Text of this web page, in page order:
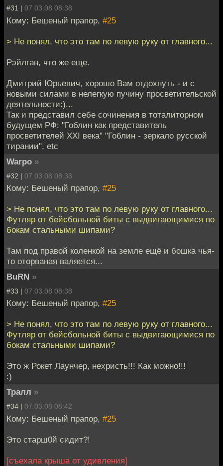
#31 | 07.03.08 08:38
Кому: Бешеный прапор, #25
> Не понял, что это там по левую руку от главного...
Рэйлган, что же еще.
Дмитрий Юрьевич, хорошо Вам отдохнуть - и с
новыми силами в нелегкую пучину просветительской
деятельности:)...
Так и представил себе сочинения в тоталиторном
будущем РФ: "Гоблин как представитель
просветителей ХХI века" "Гоблин - зеркало русской
тирании", etc
Warpo »
#32 | 07.03.08 08:38
Кому: Бешеный прапор, #25
> Не понял, что это там по левую руку от главного...
Футляр от бейсбольной биты с выдвигающимися по
бокам стальными шипами?
Там под правой коленкой на земле ещё и бошка чья-
то оторваная валяется...
BuRN »
#33 | 07.03.08 08:38
Кому: Бешеный прапор, #25
> Не понял, что это там по левую руку от главного...
Футляр от бейсбольной биты с выдвигающимися по
бокам стальными шипами?
Это ж Рокет Лаунчер, нехристь!!! Как можно!!!
:)
Тралл »
#34 | 07.03.08 08:42
Кому: Бешеный прапор, #25
Это старш0й сидит?!
[съехала крыша от удивления]